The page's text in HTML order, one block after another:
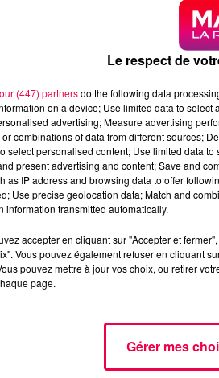
Le respect de
our (447) partnersdo the following data
on a device; Use limited data to
advertising; Measure advertising
or combinations of data from different sources;
select personalised content; Use limited data
present advertising and content; Save and
as IP address and browsing data to offer
Use precise geolocation data; Match and
information transmitted automatically.
accepter en cliquant sur "Accepter et
Vous pouvez également refuser en cliquant
pouvez mettre à jour vos choix, ou retirer
page.
Gérer mes